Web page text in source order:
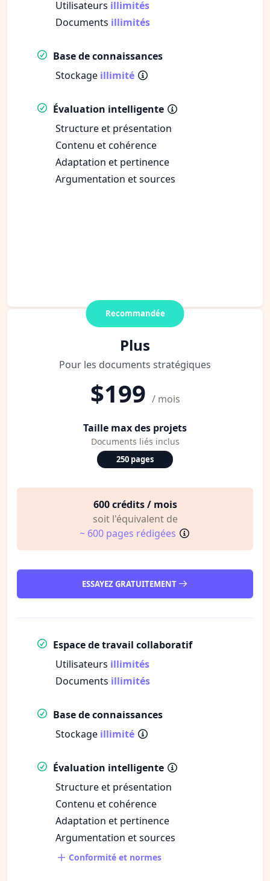
Utilisateurs illimités
Documents illimités
Base de connaissances
Stockage illimité
Évaluation intelligente
Structure et présentation
Contenu et cohérence
Adaptation et pertinence
Argumentation et sources
Recommandée
Plus
Pour les documents stratégiques
$199 / mois
Taille max des projets
Documents liés inclus
250 pages
600 crédits / mois
soit l'équivalent de
~ 600 pages rédigées
ESSAYEZ GRATUITEMENT
Espace de travail collaboratif
Utilisateurs illimités
Documents illimités
Base de connaissances
Stockage illimité
Évaluation intelligente
Structure et présentation
Contenu et cohérence
Adaptation et pertinence
Argumentation et sources
Conformité et normes